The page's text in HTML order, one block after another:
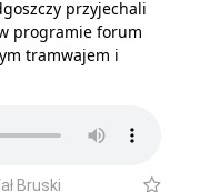
przyjechali
programie forum
tramwajem i
Bruski